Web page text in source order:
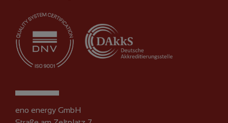
eno energy GmbH